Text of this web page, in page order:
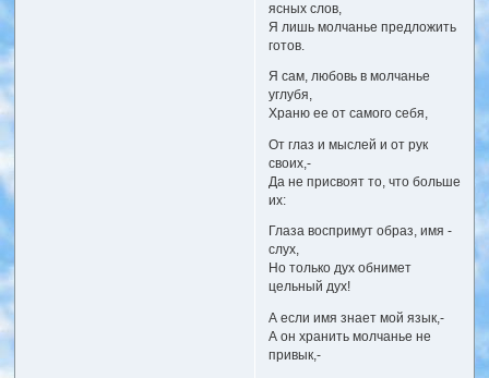
ясных слов,
Я лишь молчанье предложить
готов.
Я сам, любовь в молчанье
углубя,
Храню ее от самого себя,
От глаз и мыслей и от рук
своих,-
Да не присвоят то, что больше
их:
Глаза воспримут образ, имя -
слух,
Но только дух обнимет
цельный дух!
А если имя знает мой язык,-
А он хранить молчанье не
привык,-